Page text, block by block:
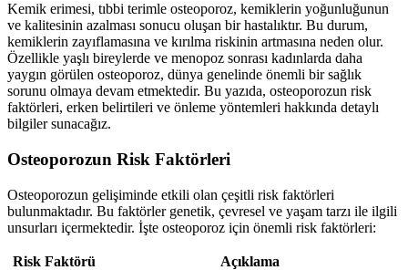
Kemik erimesi, tıbbi terimle osteoporoz, kemiklerin yoğunluğunun
ve kalitesinin azalması sonucu oluşan bir hastalıktır. Bu durum,
kemiklerin zayıflamasına ve kırılma riskinin artmasına neden olur.
Özellikle yaşlı bireylerde ve menopoz sonrası kadınlarda daha
yaygın görülen osteoporoz, dünya genelinde önemli bir sağlık
sorunu olmaya devam etmektedir. Bu yazıda, osteoporozun risk
faktörleri, erken belirtileri ve önleme yöntemleri hakkında detaylı
bilgiler sunacağız.
Osteoporozun Risk Faktörleri
Osteoporozun gelişiminde etkili olan çeşitli risk faktörleri
bulunmaktadır. Bu faktörler genetik, çevresel ve yaşam tarzı ile ilgili
unsurları içermektedir. İşte osteoporoz için önemli risk faktörleri:
Risk Faktörü
Açıklama